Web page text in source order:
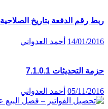
ربط رقم الدفعة بتاريخ الصلاحية
14/01/2016 أحمد العدواني
حزمة التحديثات 7.1.0.1
05/11/2016 أحمد العدواني